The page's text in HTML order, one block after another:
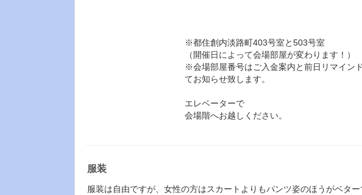
※都住創内淡路町403号室と503号室
（開催日によって会場部屋が変わります！）
※会場部屋番号はご入金案内と前日リマイン
てお知らせ致します。
エレベーターで
会場階へお越しください。
服装
服装は自由ですが、女性の方はスカートよりもパンツ姿のほうがベター